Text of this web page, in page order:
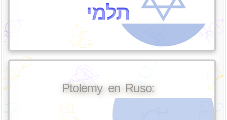
תלמי
Ptolemy en Ruso: